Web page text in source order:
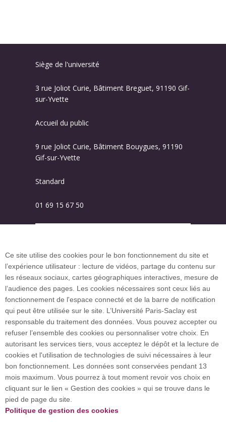
Siège de l'université
3 rue Joliot Curie, Bâtiment Breguet, 91190 Gif-
sur-Yvette
Accueil du public
9 rue Joliot Curie, Bâtiment Bouygues, 91190
Gif-sur-Yvette
Standard
01 69 15 67 50
Plan du site
Investissement d’avenir (CGI)
Accueil des publics internationaux
L’Université Paris-Saclay coordonne l'Alliance
européenne EUGLOH et est membre des réseaux
européens et internationaux CESAER, EUA, EUF,
Ce site utilise des cookies pour le bon fonctionnement du site et
l’expérience utilisateur : lecture de vidéos, partage du contenu sur
les réseaux sociaux, cartes géographiques interactives, mesure de
l’audience des pages. Les cookies nécessaires sont ceux liés au
fonctionnement de l'espace connecté et de la barre de notification
qui peut être utilisée sur le site. L’Université Paris-Saclay est
responsable du traitement des données. Vous pouvez accepter ou
refuser l’ensemble des cookies ou personnaliser votre choix. En
autorisant les services tiers, vous acceptez le dépôt et la lecture de
cookies et l'utilisation de technologies de suivi nécessaires à leur
bon fonctionnement. Les données sont conservées pendant 13
mois maximum. Vous pourrez à tout moment revoir vos choix en
cliquant sur le lien « Gestion des cookies » qui se trouve dans le
pied de page du site.
Politique de gestion des cookies